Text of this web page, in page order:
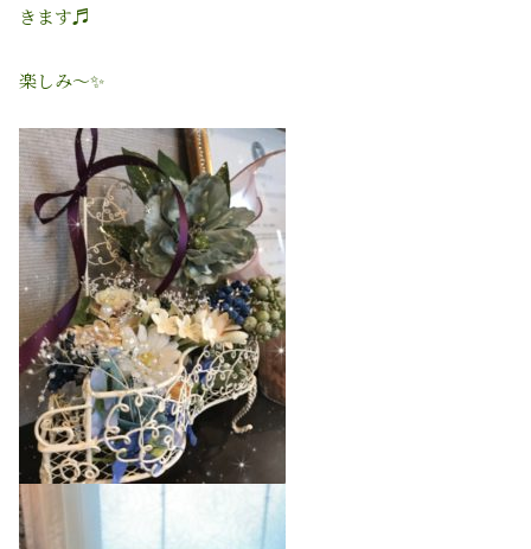
きます♬
楽しみ〜✨